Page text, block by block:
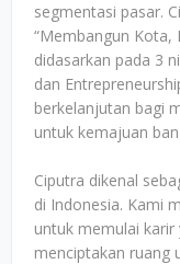
segmentasi pasar.
“Membangun Kota,
didasarkan pada 3
dan
berkelanjutan bagi
untuk kemajuan
Ciputra dikenal
di Indonesia. Kami
untuk memulai
menciptakan ruang